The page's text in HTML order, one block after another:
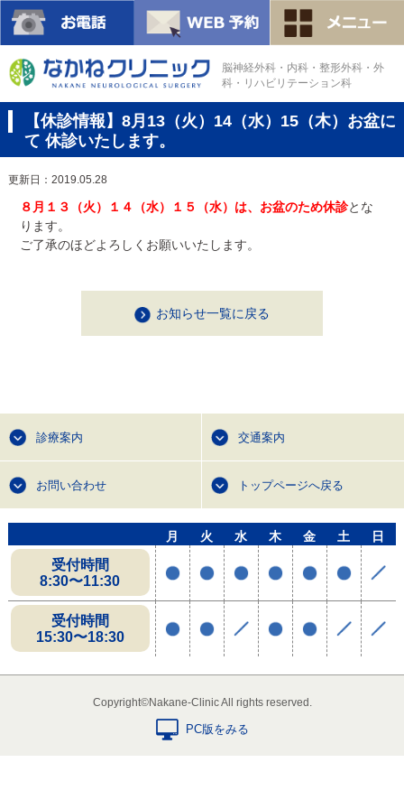
脳神経外科・内科・整形外科・外
科・リハビリテーション科
【休診情報】8月13（火）14（水）15（木）お盆に
て 休診いたします。
更新日：2019.05.28
８月１３（火）１４（水）１５（水）は、お盆のため休診とな
ります。
ご了承のほどよろしくお願いいたします。
お知らせ一覧に戻る
診療案内 交通案内
お問い合わせ トップページへ戻る
月 火 水 木 金 土 日
受付時間
8:30〜11:30
受付時間
15:30〜18:30
Copyright©Nakane-Clinic All rights reserved.
PC版をみる